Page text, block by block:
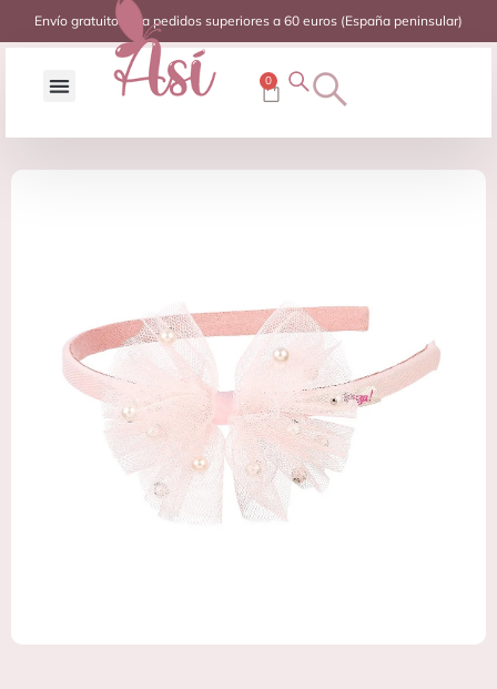
Envío gratuito para pedidos superiores a 60 euros (España peninsular)
0